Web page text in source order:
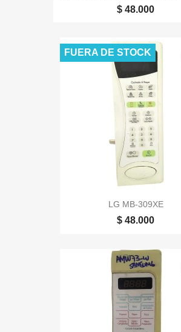
$ 48.000
LG MB-309XE
$ 48.000
FUERA DE STOCK